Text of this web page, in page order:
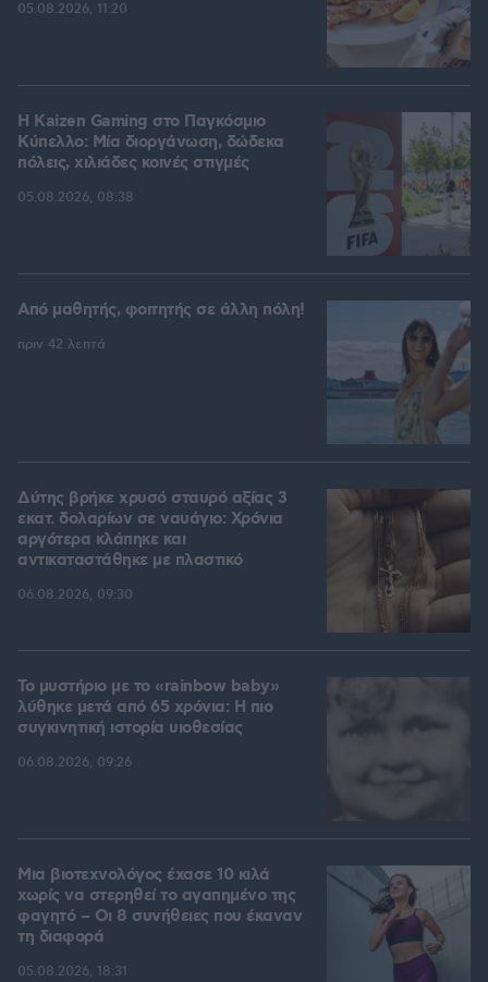
05.08.2026, 11:20
H Kaizen Gaming στο Παγκόσμιο
Kύπελλο: Μία διοργάνωση, δώδεκα
πόλεις, χιλιάδες κοινές στιγμές
05.08.2026, 08:38
Από μαθητής, φοιτητής σε άλλη πόλη!
πριν 42 λεπτά
Δύτης βρήκε χρυσό σταυρό αξίας 3
εκατ. δολαρίων σε ναυάγιο: Χρόνια
αργότερα κλάπηκε και
αντικαταστάθηκε με πλαστικό
06.08.2026, 09:30
Το μυστήριο με το «rainbow baby»
λύθηκε μετά από 65 χρόνια: Η πιο
συγκινητική ιστορία υιοθεσίας
06.08.2026, 09:26
Μια βιοτεχνολόγος έχασε 10 κιλά
χωρίς να στερηθεί το αγαπημένο της
φαγητό – Οι 8 συνήθειες που έκαναν
τη διαφορά
05.08.2026, 18:31